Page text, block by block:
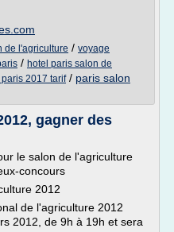
de l'agriculture / voyage
/ hotel paris salon de
2017 tarif/ paris salon
gagner des
le salon de l'agriculture
concours
2012
de l'agriculture 2012
2012, de 9h à 19h et sera